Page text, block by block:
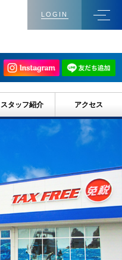
LOGIN
スタッフ紹介 アクセス